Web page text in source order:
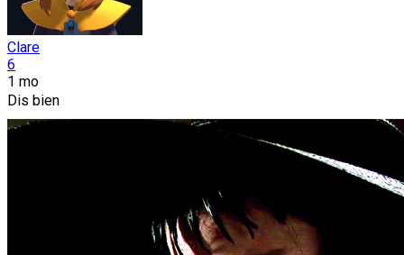
Clare
6
1 mo
Dis bien